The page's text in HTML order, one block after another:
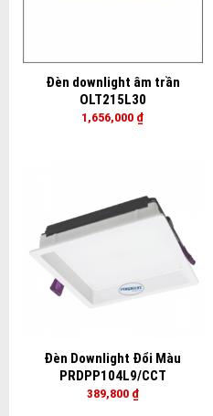
Đèn downlight âm trần
OLT215L30
1,656,000 ₫
Đèn Downlight Đổi Màu
PRDPP104L9/CCT
389,800 ₫